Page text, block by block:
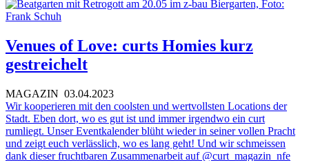
Venues of Love: curts Homies kurz
gestreichelt
MAGAZIN 03.04.2023
Wir kooperieren mit den coolsten und wertvollsten Locations der
Stadt. Eben dort, wo es gut ist und immer irgendwo ein curt
rumliegt. Unser Eventkalender blüht wieder in seiner vollen Pracht
und zeigt euch verlässlich, wo es lang geht! Und wir schmeissen
dank dieser fruchtbaren Zusammenarbeit auf @curt_magazin_nfe